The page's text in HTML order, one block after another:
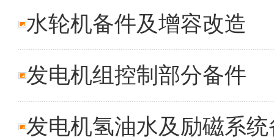
水轮机备件及增容改造
发电机组控制部分备件
发电机氢油水及励磁系统